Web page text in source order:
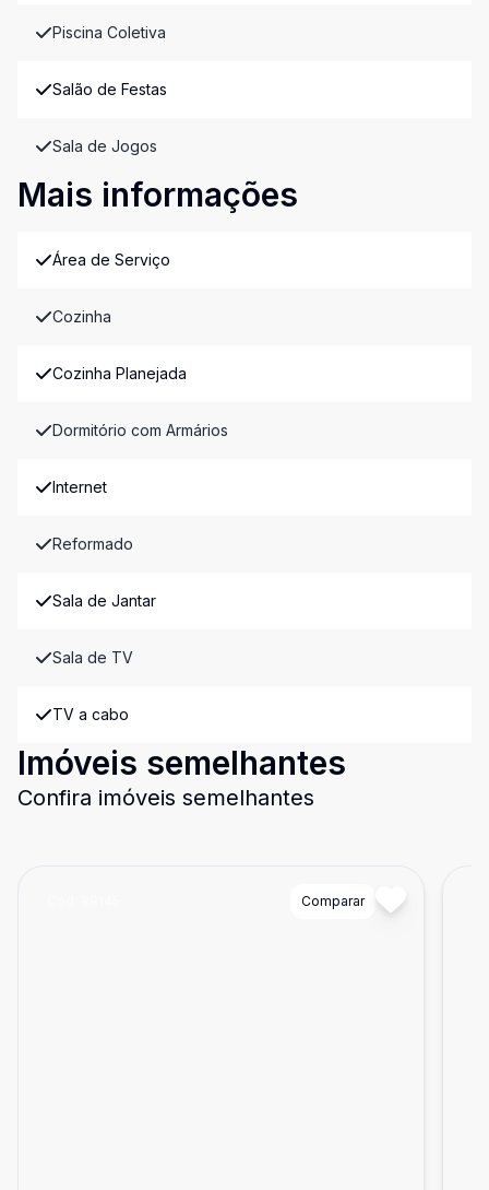
Piscina Coletiva
Salão de Festas
Sala de Jogos
Mais informações
Área de Serviço
Cozinha
Cozinha Planejada
Dormitório com Armários
Internet
Reformado
Sala de Jantar
Sala de TV
TV a cabo
Imóveis semelhantes
Confira imóveis semelhantes
Comparar